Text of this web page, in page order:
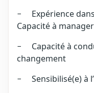
− Expérience
Capacité à
− Capacité à
changement
− Sensibilisé(e) à